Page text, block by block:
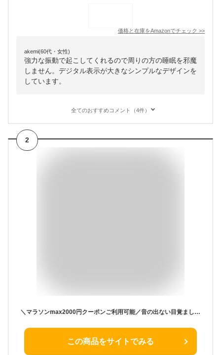
価格と在庫をAmazonでチェック >>
akemi(60代・女性)
強力な振動で起こしてくれるので周りの方の睡眠を邪魔
しません。デジタル表示が大きなシンプルなデザインを
しています。
全てのおすすめコメント（4件）
2
＼マラソンmax2000円クーポンご利用可能／音の出ない目覚まし時計 振動アラーム付きリストバンド スマートウォッチ 調整可能リストバンド 男女兼用 腕時計 旅行 スポーツアウトドア向け 歩数計 カロリー計 スポーツウォッチ タイマー 充電式 寝坊防止 電子版日本語説明書
この商品をサイトでみる